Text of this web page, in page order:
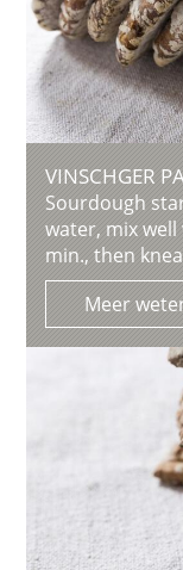
VINSCHGER
Sourdough
water, mix
min., then
Meer